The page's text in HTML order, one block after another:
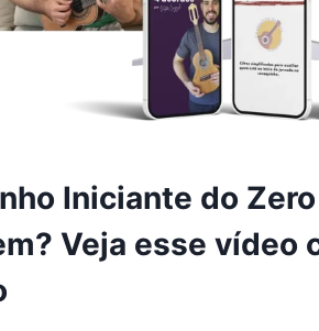
Iniciante do
Veja esse vídeo